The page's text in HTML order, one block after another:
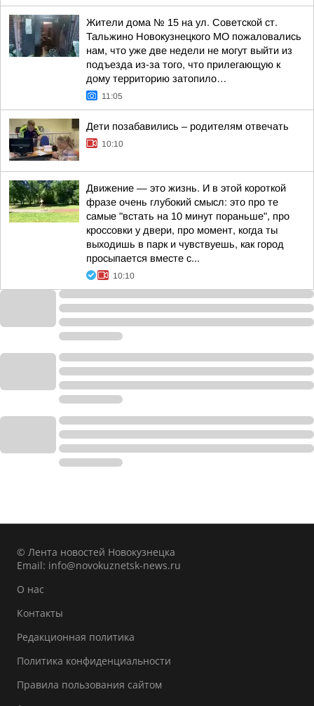
Жители дома № 15 на ул. Советской ст.
Тальжино Новокузнецкого МО пожаловались
нам, что уже две недели не могут выйти из
подъезда из-за того, что прилегающую к
дому территорию затопило…
11:05
Дети позабавились – родителям отвечать
10:10
Движение — это жизнь. И в этой короткой
фразе очень глубокий смысл: это про те
самые "встать на 10 минут пораньше", про
кроссовки у двери, про момент, когда ты
выходишь в парк и чувствуешь, как город
просыпается вместе с...
10:10
© Лента новостей Новокузнецка
Email: info@novokuznetsk-news.ru
О нас
Контакты
Редакционная политика
Политика конфиденциальности
Правила пользования сайтом